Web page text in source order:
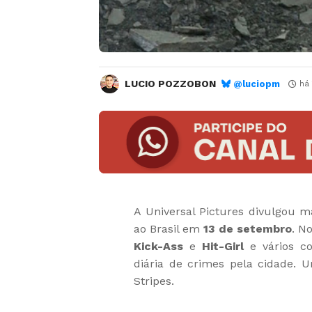
LUCIO POZZOBON @luciopm há
A Universal Pictures divulgou
ao Brasil em 13 de setembro.
Kick-Ass e Hit-Girle vários
diária de crimes pela cidade.
Stripes.